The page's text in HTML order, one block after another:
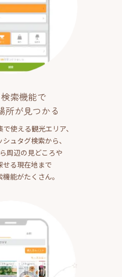
索機能で
所が見つかる
使える観光エリア、
ュタグ検索から、
周辺の見どころや
せる現在地まで
能がたくさん。